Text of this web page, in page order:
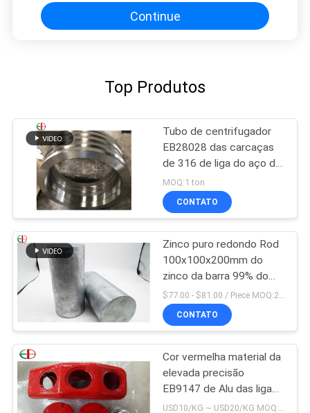
temperatura de até 1000°C
Continue
Top Produtos
Tubo de centrifugador
EB28028 das carcaças
de 316 de liga do aço do
forjamento tubos
inoxidáveis e de anel
MOQ:1 ton
CONTATO
Zinco puro redondo Rod
100x100x200mm do
zinco da barra 99% do
zinco da pureza alta
CONTATO
Cor vermelha material da
elevada precisão
EB9147 de Alu das ligas
de carcaça de alumínio